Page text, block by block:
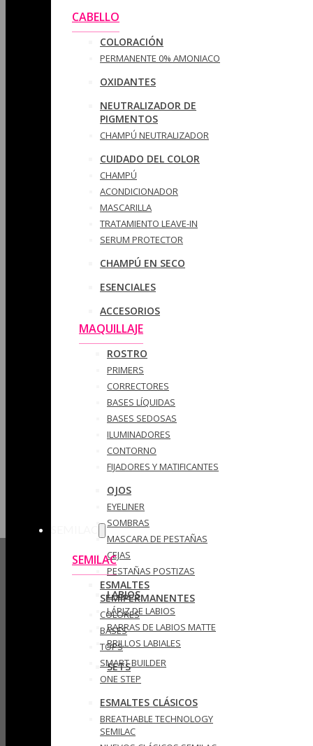
CABELLO
COLORACIÓN
PERMANENTE 0% AMONIACO
OXIDANTES
NEUTRALIZADOR DE
PIGMENTOS
CHAMPÚ NEUTRALIZADOR
CUIDADO DEL COLOR
CHAMPÚ
ACONDICIONADOR
MASCARILLA
TRATAMIENTO LEAVE-IN
SERUM PROTECTOR
CHAMPÚ EN SECO
ESENCIALES
ACCESORIOS
MAQUILLAJE
ROSTRO
PRIMERS
CORRECTORES
BASES LÍQUIDAS
BASES SEDOSAS
ILUMINADORES
CONTORNO
FIJADORES Y MATIFICANTES
OJOS
EYELINER
SOMBRAS
MASCARA DE PESTAÑAS
CEJAS
PESTAÑAS POSTIZAS
LABIOS
LÁPIZ DE LABIOS
BARRAS DE LABIOS MATTE
BRILLOS LABIALES
SETS
SEMILAC
ESMALTES
SEMIPERMANENTES
COLORES
BASES
TOPS
SMART BUILDER
ONE STEP
ESMALTES CLÁSICOS
BREATHABLE TECHNOLOGY
SEMILAC